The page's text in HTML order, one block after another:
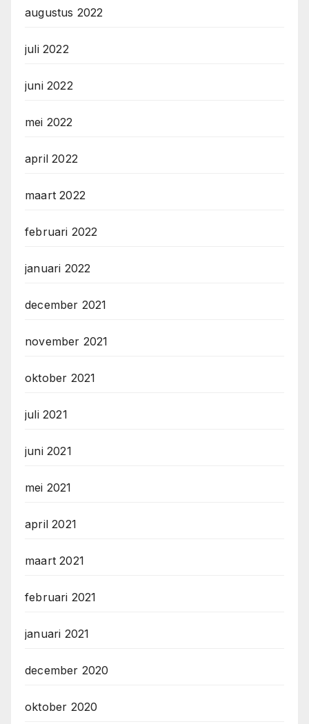
augustus 2022
juli 2022
juni 2022
mei 2022
april 2022
maart 2022
februari 2022
januari 2022
december 2021
november 2021
oktober 2021
juli 2021
juni 2021
mei 2021
april 2021
maart 2021
februari 2021
januari 2021
december 2020
oktober 2020